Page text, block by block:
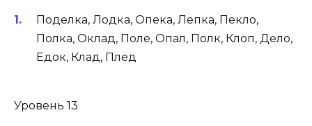
Поделка, Лодка, Опека, Лепка, Пекло,
Полка, Оклад, Поле, Опал, Полк, Клоп, Дело,
Едок, Клад, Плед
Уровень 13